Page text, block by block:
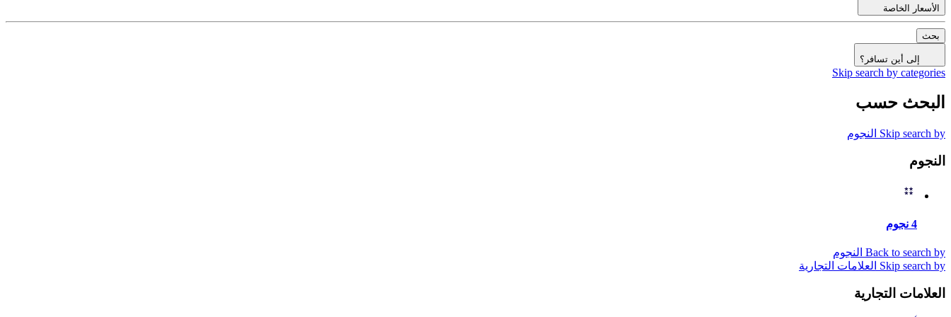
الأسعار الخاصة
بحث
Skip search by categories
البحث حسب
Skip search by النجوم
النجوم
4 نجوم
Back to search by النجوم
Skip search by العلامات التجارية
العلامات التجارية